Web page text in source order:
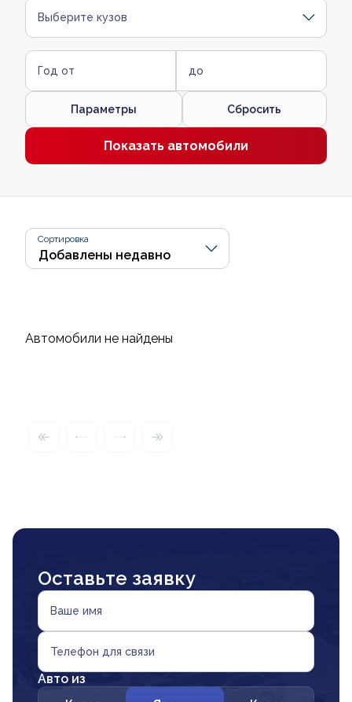
Выберите кузов
Год от до
Параметры Сбросить
Показать автомобили
Сортировка
Автомобили не найдены
Оставьте заявку
Ваше имя
Телефон для связи
Авто из